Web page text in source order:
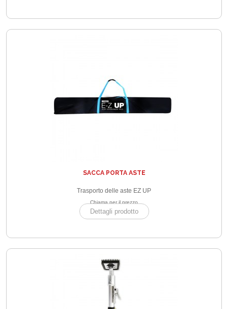
SACCA PORTA ASTE
Trasporto delle aste EZ UP
Chiama per il prezzo
Dettagli prodotto